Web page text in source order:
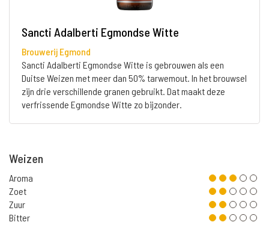
Sancti Adalberti Egmondse Witte
Brouwerij Egmond
Sancti Adalberti Egmondse Witte is gebrouwen als een
Duitse Weizen met meer dan 50% tarwemout. In het brouwsel
zijn drie verschillende granen gebruikt. Dat maakt deze
verfrissende Egmondse Witte zo bijzonder.
Weizen
Aroma
Zoet
Zuur
Bitter